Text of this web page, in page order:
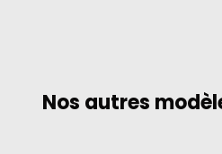
Nos autres